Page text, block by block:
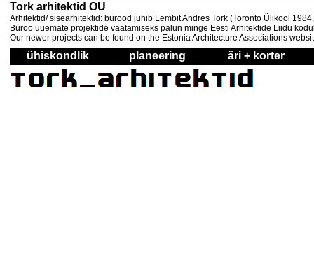
Tork arhitektid OÜ
Arhitektid/ sisearhitektid: bürood juhib Lembit Andres Tork (Toronto Ülikool
Büroo uuemate projektide vaatamiseks palun minge Eesti Arhitektide Liidu
Our newer projects can be found on the Estonia Architecture Associations
ühiskondlik planeering äri + korter